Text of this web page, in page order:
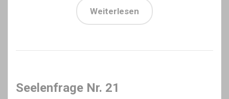
Weiterlesen
Seelenfrage Nr. 21